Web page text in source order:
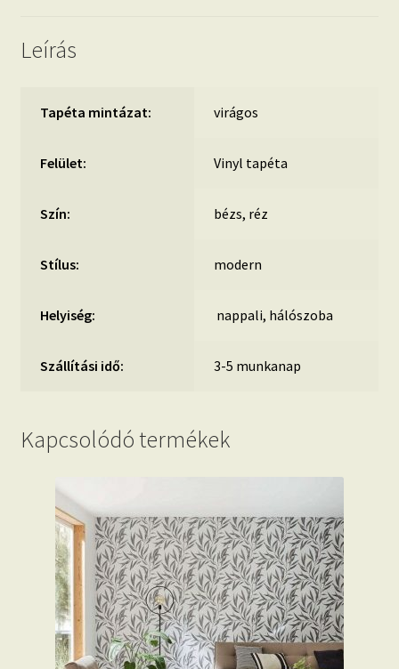
Leírás
Tapéta mintázat: virágos
Felület: Vinyl tapéta
Szín: bézs, réz
Stílus: modern
Helyiség: nappali, hálószoba
Szállítási idő: 3-5 munkanap
Kapcsolódó termékek